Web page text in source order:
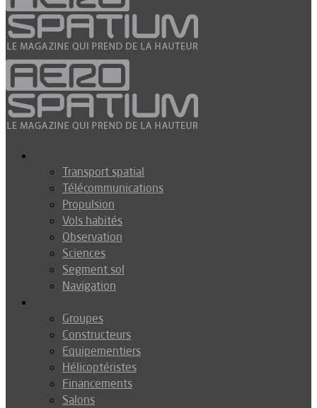
Transport spatial
Télécommunications
Propulsion
Vols habités
Observation
Sciences
Segment sol
Navigation
Groupes
Constructeurs
Equipementiers
Hélicoptéristes
Financements
Salons